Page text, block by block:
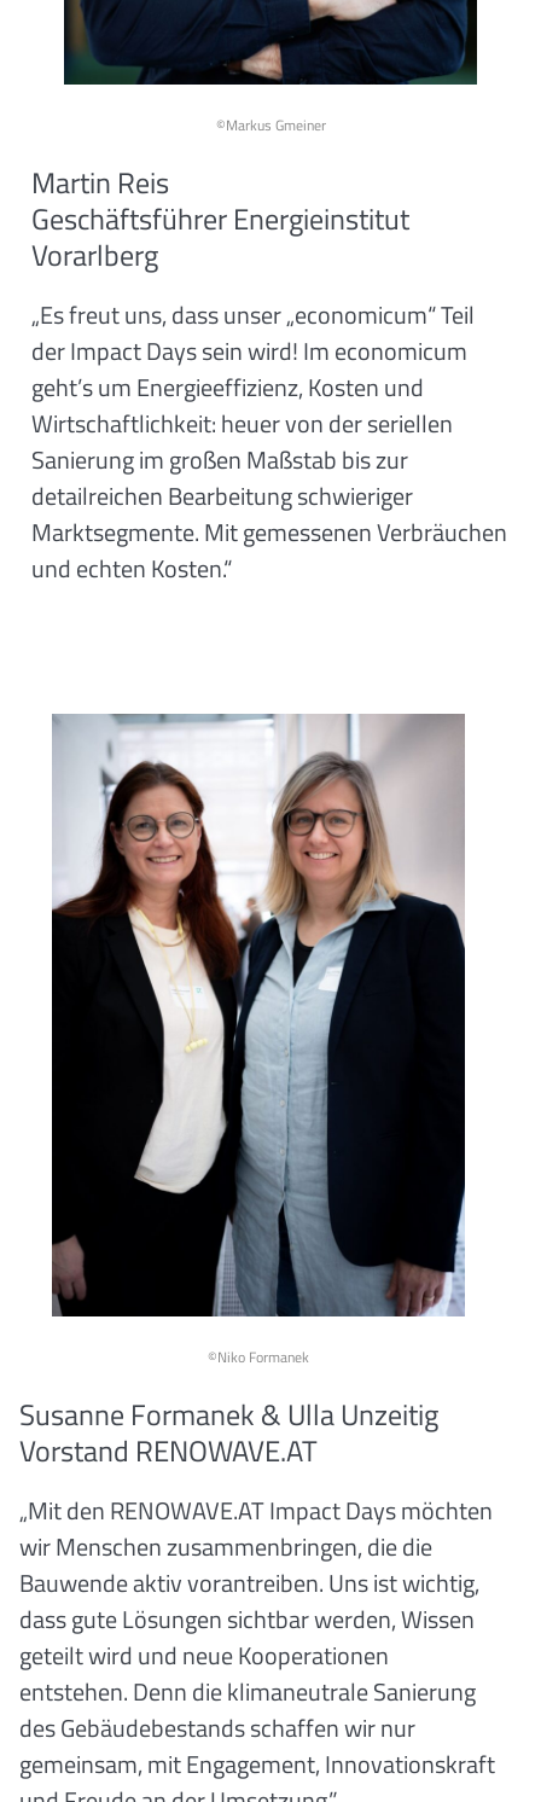
©Markus Gmeiner
Martin Reis
Geschäftsführer Energieinstitut
Vorarlberg
„Es freut uns, dass unser „economicum“ Teil
der Impact Days sein wird! Im economicum
geht’s um Energieeffizienz, Kosten und
Wirtschaftlichkeit: heuer von der seriellen
Sanierung im großen Maßstab bis zur
detailreichen Bearbeitung schwieriger
Marktsegmente. Mit gemessenen Verbräuchen
und echten Kosten.“
©Niko Formanek
Susanne Formanek & Ulla Unzeitig
Vorstand RENOWAVE.AT
„Mit den RENOWAVE.AT Impact Days möchten
wir Menschen zusammenbringen, die die
Bauwende aktiv vorantreiben. Uns ist wichtig,
dass gute Lösungen sichtbar werden, Wissen
geteilt wird und neue Kooperationen
entstehen. Denn die klimaneutrale Sanierung
des Gebäudebestands schaffen wir nur
gemeinsam, mit Engagement, Innovationskraft